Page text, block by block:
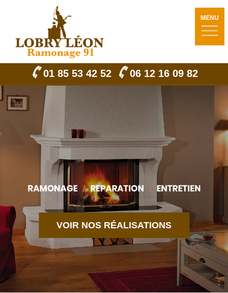
MENU
01 85 53 42 52 06 12 16 09 82
VOIR NOS RÉALISATIONS